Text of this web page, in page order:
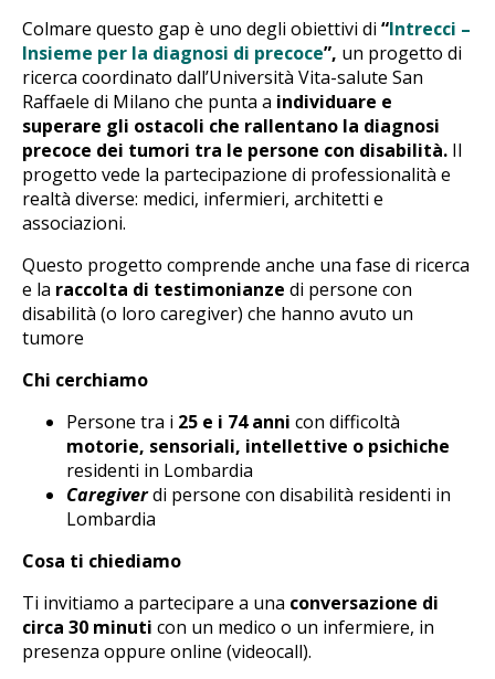
Colmare questo gap è uno degli obiettivi di “Intrecci –
Insieme per la diagnosi di precoce”, un progetto di
ricerca coordinato dall’Università Vita-salute San
Raffaele di Milano che punta a individuare e
superare gli ostacoli che rallentano la diagnosi
precoce dei tumori tra le persone con disabilità. Il
progetto vede la partecipazione di professionalità e
realtà diverse: medici, infermieri, architetti e
associazioni.
Questo progetto comprende anche una fase di ricerca
e la raccolta di testimonianze di persone con
disabilità (o loro caregiver) che hanno avuto un
tumore
Chi cerchiamo
Persone tra i 25 e i 74 anni con difficoltà
motorie, sensoriali, intellettive o psichiche
residenti in Lombardia
Caregiverdi persone con disabilità residenti in
Lombardia
Cosa ti chiediamo
Ti invitiamo a partecipare a una conversazione di
circa 30 minuti con un medico o un infermiere, in
presenza oppure online (videocall).